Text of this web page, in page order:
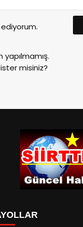
misiniz?